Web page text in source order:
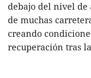
debajo del nivel de
de muchas
creando
recuperación tras